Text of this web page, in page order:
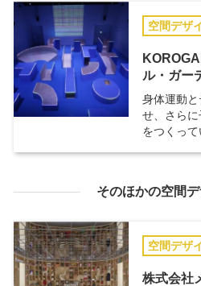
空間デザ
ル・ガー
身体運動と
せ、さら
をつくっ
そのほかの空間
空間デザ
株式会社